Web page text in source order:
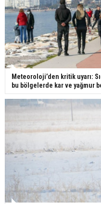
Meteoroloji’den kritik uyarı:
bu bölgelerde kar ve yağmur